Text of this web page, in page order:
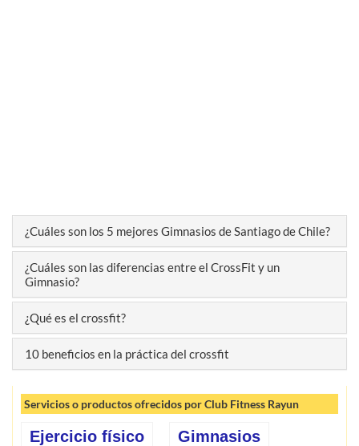
¿Cuáles son los 5 mejores Gimnasios de Santiago de Chile?
¿Cuáles son las diferencias entre el CrossFit y un
Gimnasio?
¿Qué es el crossfit?
10 beneficios en la práctica del crossfit
Servicios o productos ofrecidos por Club Fitness Rayun
Ejercicio físico Gimnasios